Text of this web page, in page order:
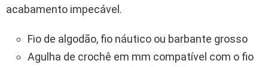
acabamento impecável.
Fio de algodão, fio náutico ou barbante grosso
Agulha de crochê em mm compatível com o fio